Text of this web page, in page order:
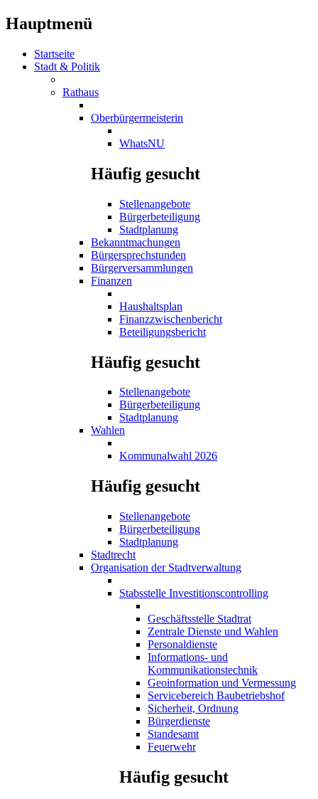
Hauptmenü
Startseite
Stadt & Politik
Rathaus
Oberbürgermeisterin
WhatsNU
Häufig gesucht
Stellenangebote
Bürgerbeteiligung
Stadtplanung
Bekanntmachungen
Bürgersprechstunden
Bürgerversammlungen
Finanzen
Haushaltsplan
Finanzzwischenbericht
Beteiligungsbericht
Häufig gesucht
Stellenangebote
Bürgerbeteiligung
Stadtplanung
Wahlen
Kommunalwahl 2026
Häufig gesucht
Stellenangebote
Bürgerbeteiligung
Stadtplanung
Stadtrecht
Organisation der Stadtverwaltung
Stabsstelle Investitionscontrolling
Geschäftsstelle Stadtrat
Zentrale Dienste und Wahlen
Personaldienste
Informations- und
Kommunikationstechnik
Geoinformation und Vermessung
Servicebereich Baubetriebshof
Sicherheit, Ordnung
Bürgerdienste
Standesamt
Feuerwehr
Häufig gesucht